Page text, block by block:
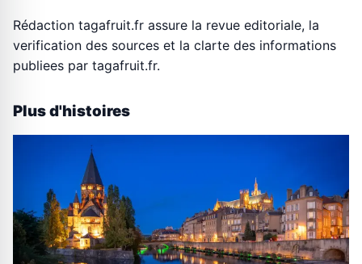
Rédaction tagafruit.fr assure la revue editoriale, la
verification des sources et la clarte des informations
publiees par tagafruit.fr.
Plus d'histoires